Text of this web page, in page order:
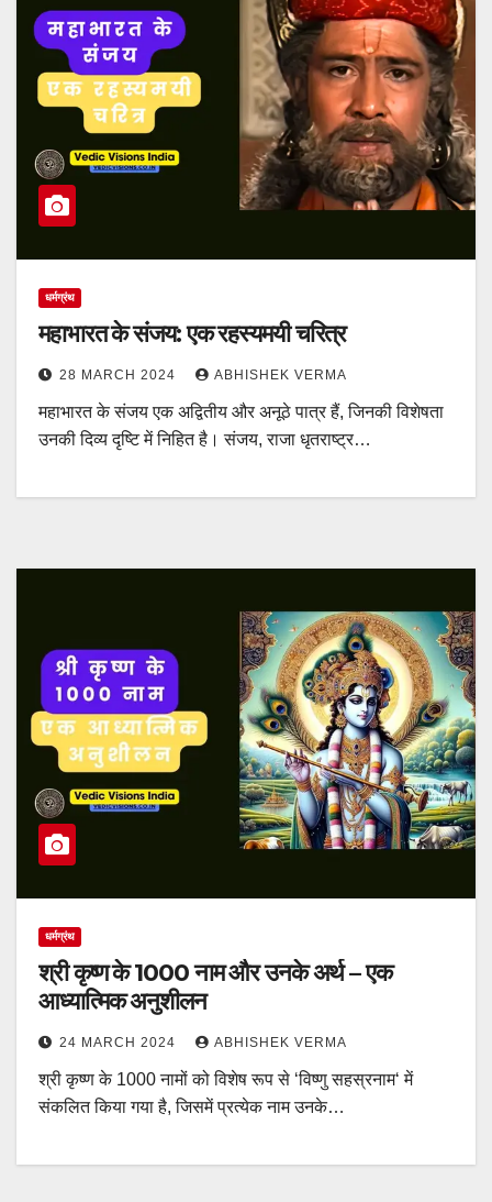
धर्मग्रंथ
महाभारत के संजय: एक रहस्यमयी चरित्र
28 MARCH 2024 ABHISHEK VERMA
महाभारत के संजय एक अद्वितीय और अनूठे पात्र हैं, जिनकी विशेषता
उनकी दिव्य दृष्टि में निहित है। संजय, राजा धृतराष्ट्र…
धर्मग्रंथ
श्री कृष्ण के 1000 नाम और उनके अर्थ – एक
आध्यात्मिक अनुशीलन
24 MARCH 2024 ABHISHEK VERMA
श्री कृष्ण के 1000 नामों को विशेष रूप से ‘विष्णु सहस्रनाम‘ में
संकलित किया गया है, जिसमें प्रत्येक नाम उनके…